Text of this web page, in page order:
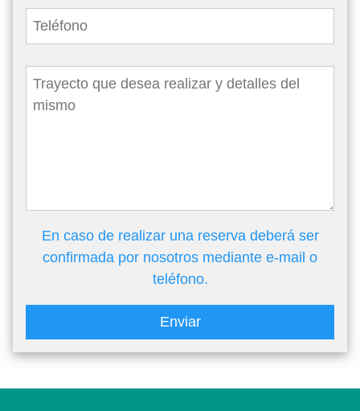
En caso de realizar una reserva deberá ser
confirmada por nosotros mediante e-mail o
teléfono.
Enviar